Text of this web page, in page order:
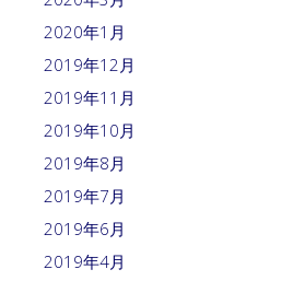
2020年1月
2019年12月
2019年11月
2019年10月
2019年8月
2019年7月
2019年6月
2019年4月